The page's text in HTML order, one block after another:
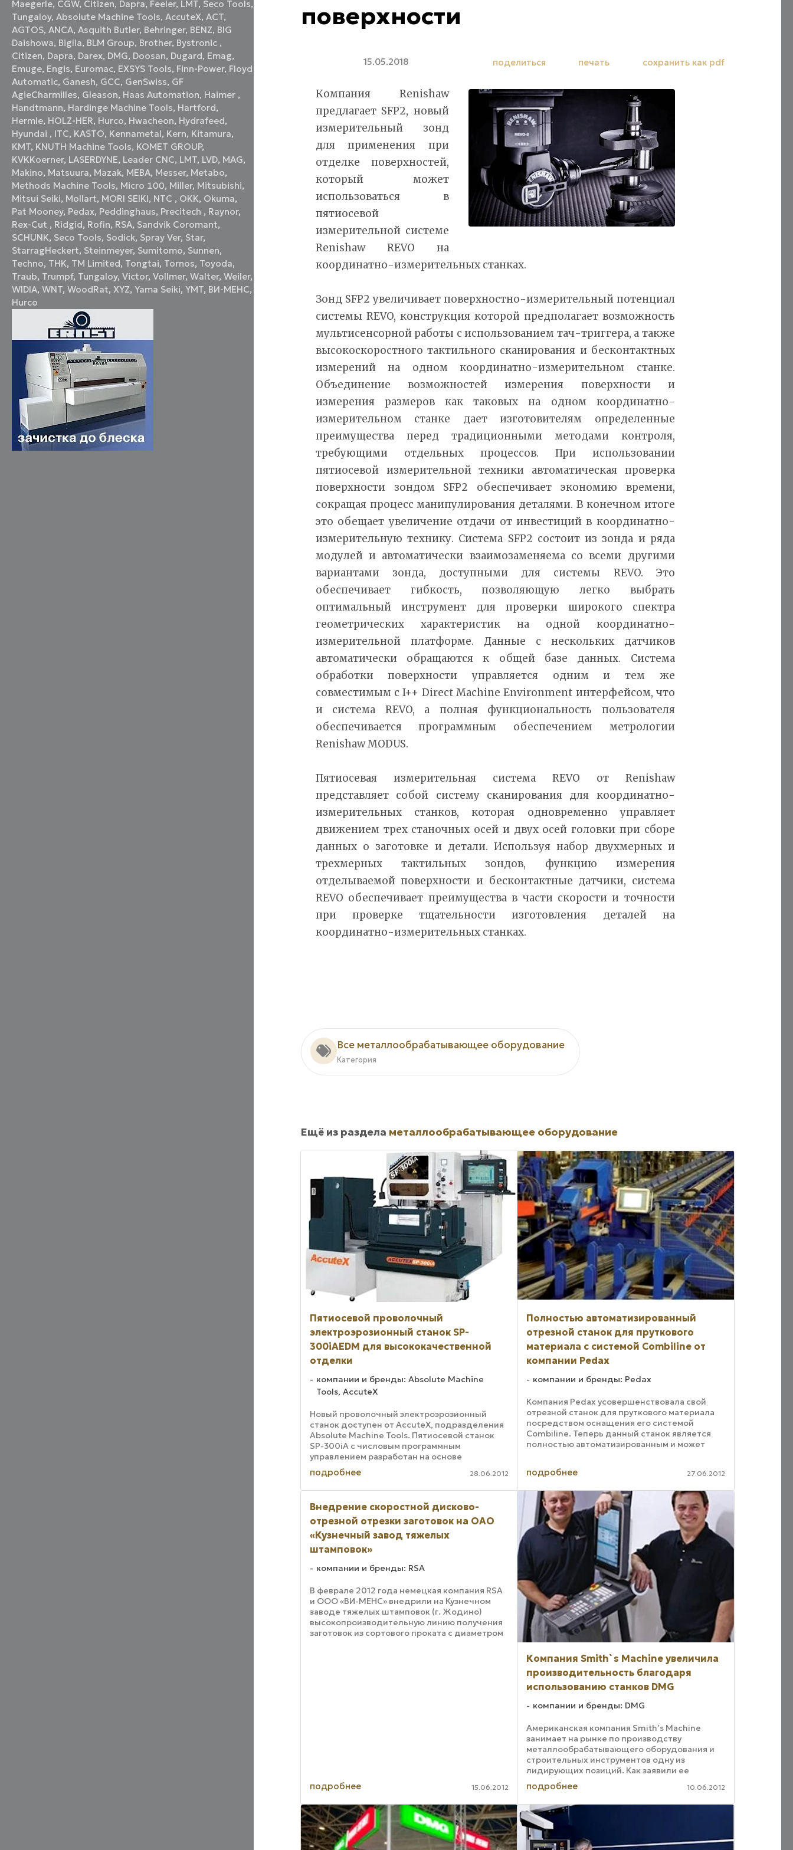
Maegerle, CGW, Citizen, Dapra, Feeler, LMT, Seco Tools,
Tungaloy,Absolute Machine Tools,AccuteX,ACT,
AGTOS,ANCA,Asquith Butler, Behringer, BENZ, BIG
Daishowa, Biglia, BLM Group, Brother, Bystronic ,
Citizen, Dapra, Darex, DMG, Doosan, Dugard, Emag,
Emuge, Engis, Euromac, EXSYS Tools, Finn-Power, Floyd
Automatic, Ganesh, GCC, GenSwiss, GF
AgieCharmilles, Gleason, Haas Automation, Haimer ,
Handtmann, Hardinge Machine Tools, Hartford,
Hermle, HOLZ-HER, Hurco, Hwacheon, Hydrafeed,
Hyundai , ITC, KASTO, Kennametal, Kern, Kitamura,
KMT, KNUTH Machine Tools, KOMET GROUP,
KVKKoerner, LASERDYNE, Leader CNC, LMT, LVD, MAG,
Makino, Matsuura, Mazak, MEBA, Messer, Metabo,
Methods Machine Tools, Micro 100, Miller, Mitsubishi,
Mitsui Seiki, Mollart, MORI SEIKI, NTC , OKK, Okuma,
Pat Mooney, Pedax, Peddinghaus, Precitech , Raynor,
Rex-Cut , Ridgid, Rofin, RSA, Sandvik Coromant,
SCHUNK, Seco Tools, Sodick, Spray Ver, Star,
StarragHeckert, Steinmeyer, Sumitomo, Sunnen,
Techno, THK, TM Limited, Tongtai, Tornos, Toyoda,
Traub, Trumpf, Tungaloy,Victor,Vollmer,Walter,Weiler,
WIDIA,WNT,WoodRat,XYZ,Yama Seiki,YMT, ВИ-МЕНС,
Нurco
поверхности
15.05.2018 поделиться печать сохранить как pdf
Компания Renishaw
предлагает SFP2, новый
измерительный зонд
для применения при
отделке поверхностей,
который может
использоваться в
пятиосевой
измерительной системе
Renishaw REVO на
координатно-измерительных станках.
Зонд SFP2 увеличивает поверхностно-измерительный потенциал
системы REVO, конструкция которой предполагает возможность
мультисенсорной работы с использованием тач-триггера, а также
высокоскоростного тактильного сканирования и бесконтактных
измерений на одном координатно-измерительном станке.
Объединение возможностей измерения поверхности и
измерения размеров как таковых на одном координатно-
измерительном станке дает изготовителям определенные
преимущества перед традиционными методами контроля,
требующими отдельных процессов. При использовании
пятиосевой измерительной техники автоматическая проверка
поверхности зондом SFP2 обеспечивает экономию времени,
сокращая процесс манипулирования деталями. В конечном итоге
это обещает увеличение отдачи от инвестиций в координатно-
измерительную технику. Система SFP2 состоит из зонда и ряда
модулей и автоматически взаимозаменяема со всеми другими
вариантами зонда, доступными для системы REVO. Это
обеспечивает гибкость, позволяющую легко выбрать
оптимальный инструмент для проверки широкого спектра
геометрических характеристик на одной координатно-
измерительной платформе. Данные с нескольких датчиков
автоматически обращаются к общей базе данных. Система
обработки поверхности управляется одним и тем же
совместимым с I++ Direct Machine Environment интерфейсом, что
и система REVO, а полная функциональность пользователя
обеспечивается программным обеспечением метрологии
Renishaw MODUS.
Пятиосевая измерительная система REVO от Renishaw
представляет собой систему сканирования для координатно-
измерительных станков, которая одновременно управляет
движением трех станочных осей и двух осей головки при сборе
данных о заготовке и детали. Используя набор двухмерных и
трехмерных тактильных зондов, функцию измерения
отделываемой поверхности и бесконтактные датчики, система
REVO обеспечивает преимущества в части скорости и точности
при проверке тщательности изготовления деталей на
координатно-измерительных станках.
Все металлообрабатывающее оборудование
Категория
Ещё из раздела металлообрабатывающее оборудование
Пятиосевой проволочный
электроэрозионный станок SP-
300iAEDM для высококачественной
отделки
компании и бренды: Absolute Machine
Tools, AccuteX
Новый проволочный электроэрозионный
станок доступен от AccuteX, подразделения
Absolute Machine Tools. Пятиосевой станок
SP-300iA с числовым программным
управлением разработан на основе
передовой микроразрядной технологии.
Функция MST-II улучшает ...
подробнее 28.06.2012
Полностью автоматизированный
отрезной станок для пруткового
материала с системой Combiline от
компании Pedax
компании и бренды: Pedax
Компания Pedax усовершенствовала свой
отрезной станок для пруткового материала
посредством оснащения его системой
Combiline. Теперь данный станок является
полностью автоматизированным и может
подробнее 27.06.2012
Внедрение скоростной дисково-
отрезной отрезки заготовок на ОАО
«Кузнечный завод тяжелых
штамповок»
компании и бренды: RSA
В феврале 2012 года немецкая компания RSA
и ООО «ВИ-МЕНС» внедрили на Кузнечном
заводе тяжелых штамповок (г. Жодино)
высокопроизводительную линию получения
заготовок из сортового проката с диаметром
подробнее 15.06.2012
Компания Smith`s Machine увеличила
производительность благодаря
использованию станков DMG
компании и бренды: DMG
Американская компания Smith’s Machine
занимает на рынке по производству
металлообрабатывающего оборудования и
строительных инструментов одну из
лидирующих позиций. Как заявили ее
представители, с началом использования
универсального обрабатывающего ...
подробнее 10.06.2012